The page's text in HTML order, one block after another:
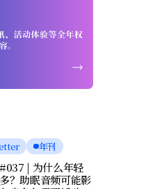
年刊
| 为什么年轻
？助眠音频可能影